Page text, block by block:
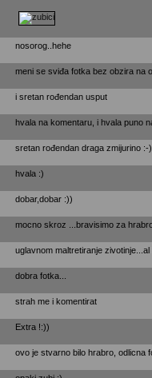
nosorog..hehe
meni se sviđa fotka bez obzira na
i sretan rođendan usput
hvala na komentaru, i hvala puno
sretan rođendan draga zmijurino :-)
hvala :)
dobar,dobar :))
mocno skroz ...bravisimo za
uglavnom maltretiranje zivotinje...al
dobra fotka...
strah me i komentirat
Extra !:))
ovo je stvarno bilo hrabro, odlicna